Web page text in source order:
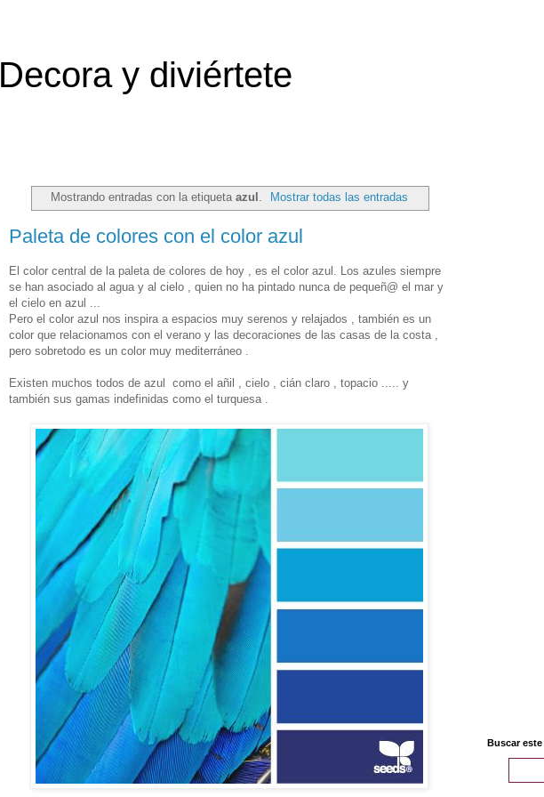
Decora y diviértete
Mostrando entradas con la etiqueta azul Mostrar todas las entradas
Paleta de colores con el color azul
El color central de la paleta de colores de hoy , es el color azul. Los azules siempre
se han asociado al agua y al cielo , quien no ha pintado nunca de pequeñ@ el mar y
el cielo en azul ...
Pero el color azul nos inspira a espacios muy serenos y relajados , también es un
color que relacionamos con el verano y las decoraciones de las casas de la costa ,
pero sobretodo es un color muy mediterráneo .
Existen muchos todos de azul como el añil , cielo , cián claro , topacio ..... y
también sus gamas indefinidas como el turquesa .
Buscar